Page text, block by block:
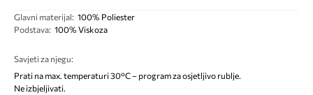
Glavni materijal: 100% Poliester
Podstava: 100% Viskoza
Savjeti za njegu:
Prati na max. temperaturi 30°C – program za osjetljivo rublje.
Ne izbjeljivati.